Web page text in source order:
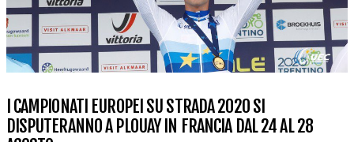
I CAMPIONATI EUROPEI SU STRADA 2020 SI
DISPUTERANNO A PLOUAY IN FRANCIA DAL 24 AL 28